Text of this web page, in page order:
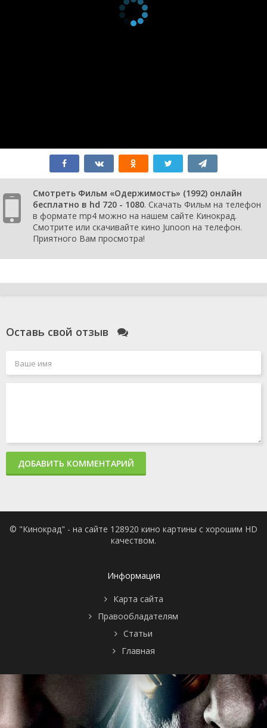
Смотреть Фильм «Одержимость» (1992) онлайн
бесплатно в hd 720 - 1080. Скачать Фильм на телефон
в формате mp4 можно на нашем сайте Кинокрад.
Смотрите или скачивайте кино Junoon на телефон.
Приятного Вам просмотра!
Оставь свой отзыв
ДОБАВИТЬ КОММЕНТАРИЙ
© "Кинокрад" - на сайте 128920 кино картины с хорошим HD
качеством.
Информация
Карта сайта
Правообладателям
Статьи
Главная